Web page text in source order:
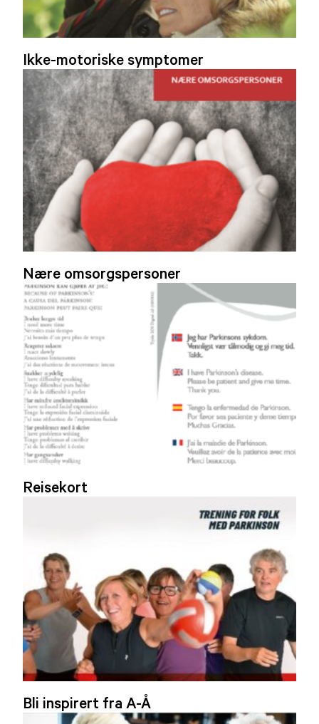
Ikke-motoriske symptomer
Nære omsorgspersoner
Reisekort
Bli inspirert fra A-Å